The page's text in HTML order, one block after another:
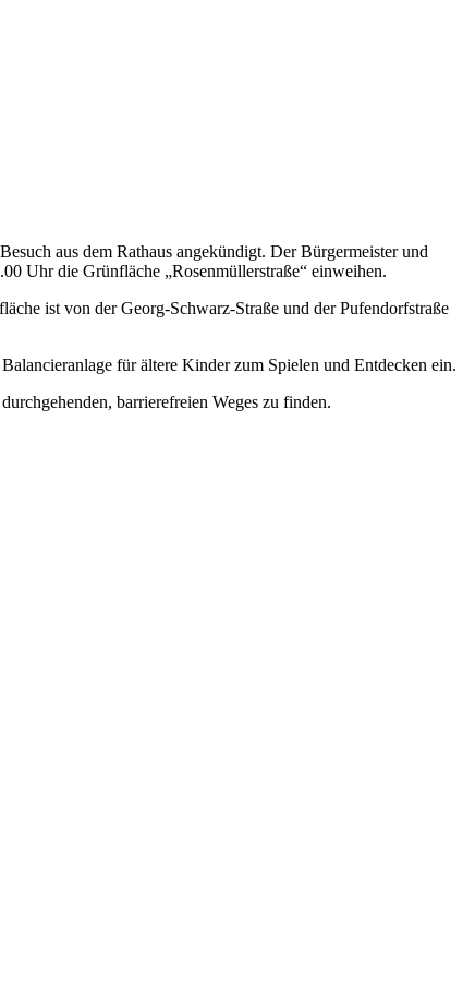
aus dem Rathaus angekündigt. Der Bürgermeister und
Uhr die Grünfläche „Rosenmüllerstraße“ einweihen.
ist von der Georg-Schwarz-Straße und der Pufendorfstraße
für ältere Kinder zum Spielen und Entdecken ein.
barrierefreien Weges zu finden.